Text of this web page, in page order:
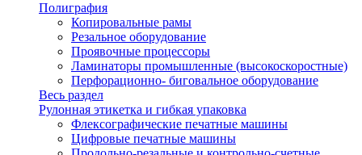
Полиграфия
Копировальные рамы
Резальное оборудование
Проявочные процессоры
Ламинаторы промышленные (высокоскоростные)
Перфорационно- биговальное оборудование
Весь раздел
Рулонная этикетка и гибкая упаковка
Флексографические печатные машины
Цифровые печатные машины